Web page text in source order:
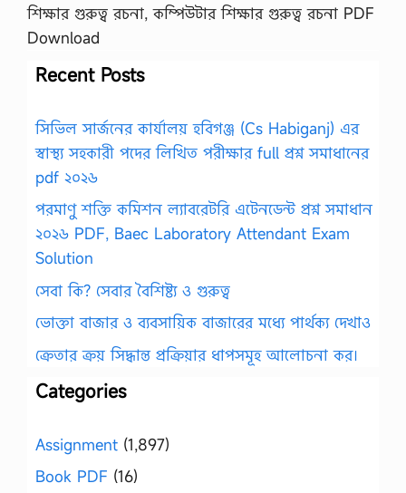
শিক্ষার গুরুত্ব রচনা, কম্পিউটার শিক্ষার গুরুত্ব রচনা PDF
Download
Recent Posts
সিভিল সার্জনের কার্যালয় হবিগঞ্জ (Cs Habiganj) এর
স্বাস্থ্য সহকারী পদের লিখিত পরীক্ষার full প্রশ্ন সমাধানের
pdf ২০২৬
পরমাণু শক্তি কমিশন ল্যাবরেটরি এটেনডেন্ট প্রশ্ন সমাধান
২০২৬ PDF, Baec Laboratory Attendant Exam
Solution
সেবা কি? সেবার বৈশিষ্ট্য ও গুরুত্ব
ভোক্তা বাজার ও ব্যবসায়িক বাজারের মধ্যে পার্থক্য দেখাও
ক্রেতার ক্রয় সিদ্ধান্ত প্রক্রিয়ার ধাপসমূহ আলোচনা কর।
Categories
Assignment (1,897)
Book PDF (16)